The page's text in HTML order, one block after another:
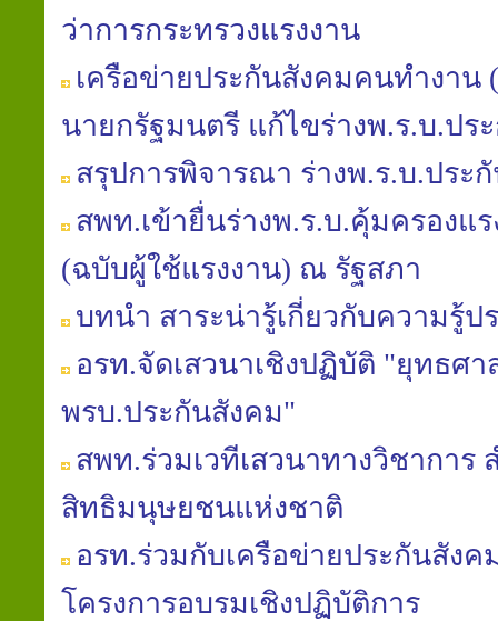
ว่าการกระทรวงแรงงาน
เครือข่ายประกันสังคมคนทำงาน
นายกรัฐมนตรี แก้ไขร่างพ.ร.บ.ปร
สรุปการพิจารณา ร่างพ.ร.บ.ประ
สพท.เข้ายื่นร่างพ.ร.บ.คุ้มครองแ
(ฉบับผู้ใช้แรงงาน) ณ รัฐสภา
บทนำ สาระน่ารู้เกี่ยวกับความรู้ป
อรท.จัดเสวนาเชิงปฏิบัติ "ยุทธศา
พรบ.ประกันสังคม"
สพท.ร่วมเวทีเสวนาทางวิชากา
สิทธิมนุษยชนแห่งชาติ
อรท.ร่วมกับเครือข่ายประกันสัง
โครงการอบรมเชิงปฏิบัติการ